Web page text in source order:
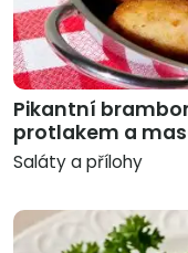
Pikantní
protlakem a
Saláty a přílohy